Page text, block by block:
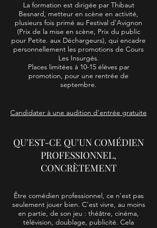
La formation est dirigée par Thibaut
Besnard, metteur en scène en activité,
plusieurs fois primé au Festival d'Avignon
(Prix de la mise en scène, Prix du public
pour Petite. aux Déchargeurs), qui encadre
personnellement les promotions de Cours
Les Insurgés.
Places limitées à 10-15 élèves par
promotion, pour une rentrée de
septembre.
Candidater à une audition d'entrée gratuite
QU'EST-CE QU'UN COMÉDIEN
PROFESSIONNEL,
CONCRÈTEMENT
Être comédien professionnel, ce n'est pas
seulement jouer bien. C'est vivre, au moins
en partie, de son jeu : théâtre, cinéma,
télévision, doublage, publicité. Cela